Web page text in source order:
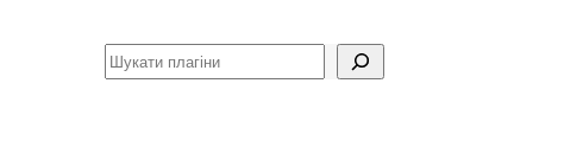
Пошук